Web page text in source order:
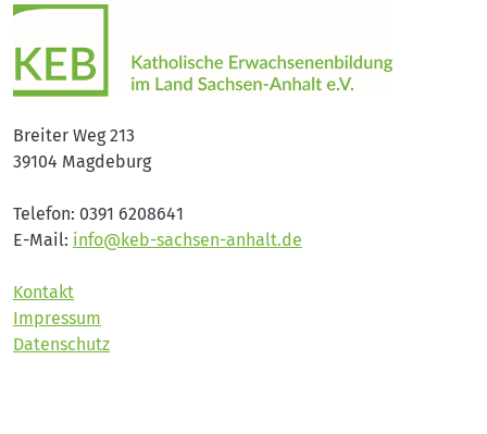
Breiter Weg 213
39104 Magdeburg
Telefon: 0391 6208641
E-Mail: info@keb-sachsen-anhalt.de
Kontakt
Impressum
Datenschutz